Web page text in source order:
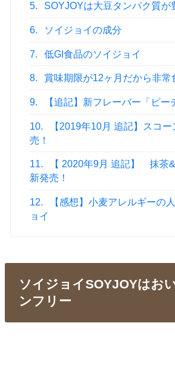
5. SOYJOYは大豆タンパク質が
6. ソイジョイの成分
7. 低GI食品のソイジョイ
8. 賞味期限が12ヶ月だから非常
9. 【追記】新フレーバー「ピー
10.
【2019年10月 追記】スコ
売！
11.
【 2020年9月 追記】 抹茶
新発売！
12.
【感想】小麦アレルギーの
ョイ
ソイジョイSOYJOYはお
ンフリー